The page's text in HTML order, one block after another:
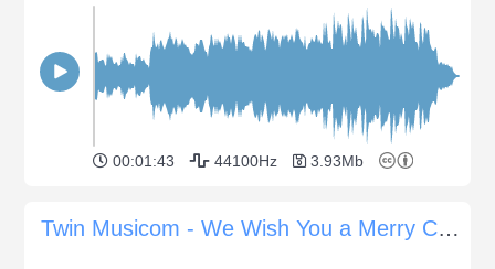
00:01:43 44100Hz 3.93Mb
Twin Musicom - We Wish You a Merry Christmas